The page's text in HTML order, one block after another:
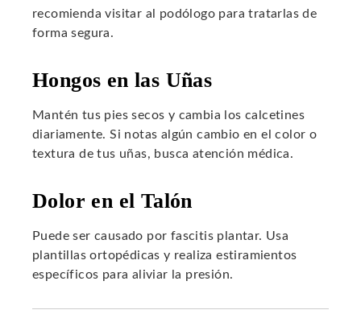
recomienda visitar al podólogo para tratarlas de
forma segura.
Hongos en las Uñas
Mantén tus pies secos y cambia los calcetines
diariamente. Si notas algún cambio en el color o
textura de tus uñas, busca atención médica.
Dolor en el Talón
Puede ser causado por fascitis plantar. Usa
plantillas ortopédicas y realiza estiramientos
específicos para aliviar la presión.